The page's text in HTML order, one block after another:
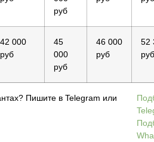
руб
42 000
руб
45
000
руб
46 000
руб
52
руб
Пишите в Telegram или